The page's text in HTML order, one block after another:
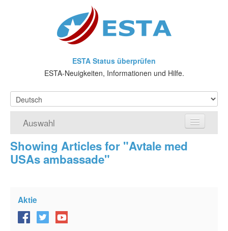
ESTA Status überprüfen
ESTA-Neuigkeiten, Informationen und Hilfe.
Auswahl
Home
VWP
Showing Articles for "Avtale med
USAs ambassade"
Aktie